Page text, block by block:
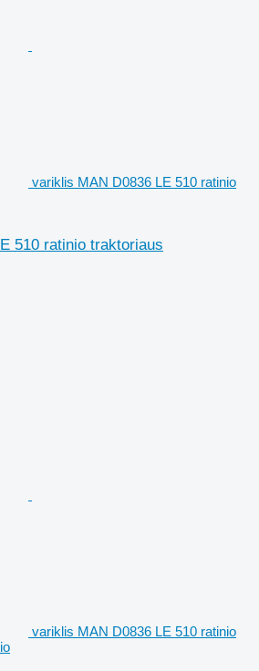
variklis MAN D0836 LE 510 ratinio
510 ratinio traktoriaus
variklis MAN D0836 LE 510 ratinio